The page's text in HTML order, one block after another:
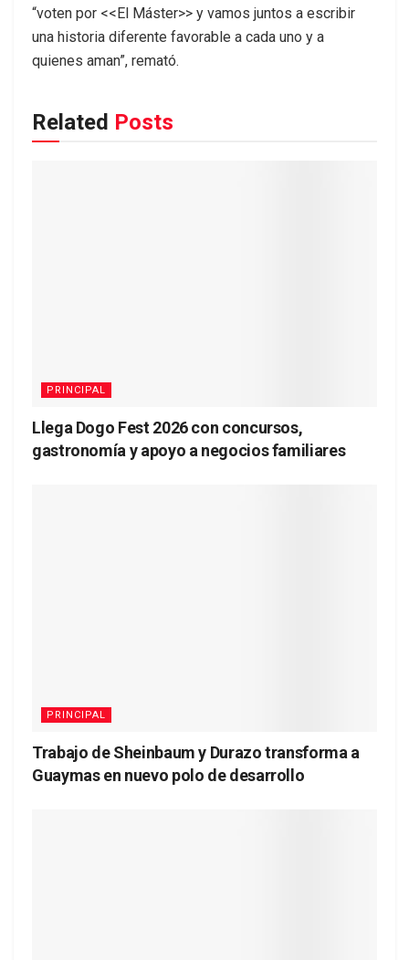
“voten por <<El Máster>> y vamos juntos a escribir
una historia diferente favorable a cada uno y a
quienes aman”, remató.
Related Posts
PRINCIPAL
Llega Dogo Fest 2026 con concursos,
gastronomía y apoyo a negocios familiares
PRINCIPAL
Trabajo de Sheinbaum y Durazo transforma a
Guaymas en nuevo polo de desarrollo